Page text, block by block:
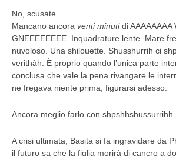
No, scusate.
Mancano ancora venti minutidi AAAAAAAA
GNEEEEEEEE. Inquadrature lente. Mare
nuvoloso. Una shilouette. Shusshurrih ci
verithàh. È proprio quando l’unica parte
conclusa che vale la pena rivangare le
ne fregava niente prima, figurarsi adesso.
Ancora meglio farlo con shpshhshussurrihh.
A crisi ultimata, Basita si fa ingravidare da
il futuro sa che la figlia morirà di cancro a